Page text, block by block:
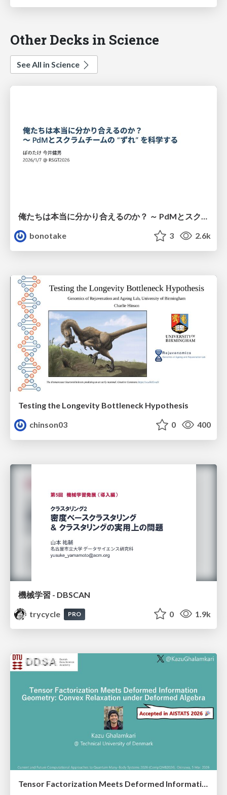
Other Decks in Science
See All in Science
bonotake
3 2.6k
Testing the Longevity Bottleneck Hypothesis
chinson03
0 400
機械学習 - DBSCAN
trycycle
PRO 0 1.9k
Tensor Factorization Meets Deformed Information Geometry: Convex Relaxation under Deformed Algebra